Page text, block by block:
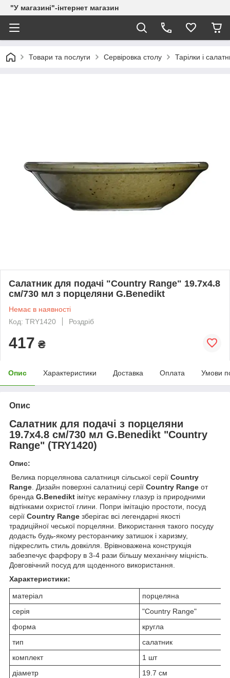
"У магазині"-інтернет магазин
Товари та послуги Сервіровка столу Тарілки і
Салатник для подачі "Country Range" 19.7х4.8
см/730 мл з порцеляни G.Benedikt
Немає в наявності
Код: TRY1420
Роздріб
417 ₴
Опис Характеристики Доставка Оплата Умови
Опис
Салатник для подачі з порцеляни
19.7х4.8 см/730 мл G.Benedikt "Country
Range" (TRY1420)
Опис:
Велика порцелянова салатниця сільської серії Country
Range. Дизайн поверхні салатниці серії Country Range от
бренда G.Benedikt імітує керамічну глазур із природними
відтінками охристої глини. Попри імітацію простоти, посуд
серії Country Range зберігає всі легендарні якості
традиційної чеської порцеляни. Використання такого посуду
додасть будь-якому ресторанчику затишок і харизму,
підкреслить стиль довкілля. Врівноважена конструкція
забезпечує фарфору в 3-4 рази більшу механічну міцність.
Довговічний посуд для щоденного використання.
Характеристики:
матеріал
порцеляна
серія
"Country Range"
форма
кругла
тип
салатник
комплект
1 шт
діаметр
19.7 см